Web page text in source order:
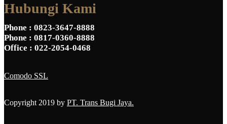
Hubungi Kami
Phone : 0823-3647-8888
Phone : 0817-0360-8888
Office : 022-2054-0468
Comodo SSL
Copyright 2019 by PT. Trans Bugi Jaya.